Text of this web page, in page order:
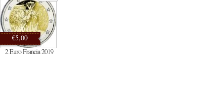
€5,00
2 Euro Francia 2019